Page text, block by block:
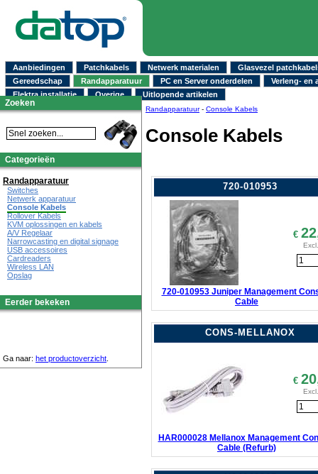
Aanbiedingen Patchkabels Netwerk materialen
Glasvezel
Gereedschap
Randapparatuur PC en Server onderdelen
Verleng- en
Elektra installatie
Overige Uitlopende artikelen
Randapparatuur- Console Kabels
Console Kabels
720-010953
€
720-010953 Juniper Management
Cable
CONS-MELLANOX
€
HAR000028 Mellanox Management
Cable (Refurb)
Zoeken
Categorieën
Randapparatuur
Switches
Netwerk apparatuur
Console Kabels
Rollover Kabels
KVM oplossingen en kabels
A/V Regelaar
Narrowcasting en digital signage
USB accessoires
Cardreaders
Wireless LAN
Opslag
Eerder bekeken
Ga naar: het productoverzicht